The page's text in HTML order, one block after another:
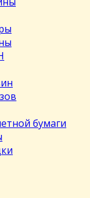
бумаги